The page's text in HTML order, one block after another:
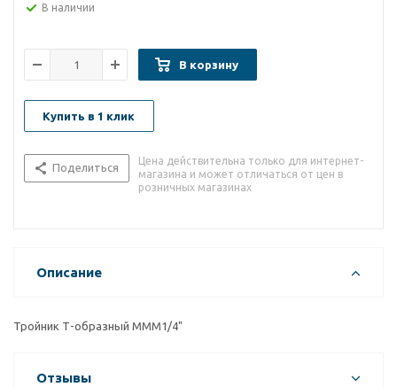
В наличии
В корзину
Купить в 1 клик
Поделиться
Цена действительна только для интернет-
магазина и может отличаться от цен в
розничных магазинах
Описание
Тройник Т-образный MMM1/4"
Отзывы